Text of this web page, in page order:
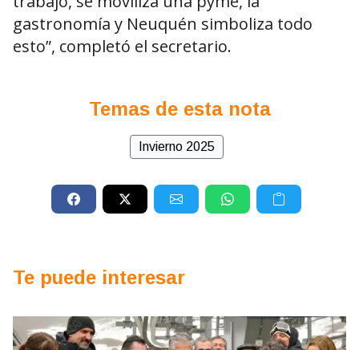
gastronomía y Neuquén simboliza todo
esto”, completó el secretario.
Temas de esta nota
Invierno 2025
Te puede interesar